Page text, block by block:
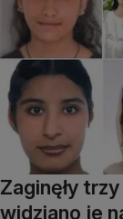
Zaginęły
widziano je